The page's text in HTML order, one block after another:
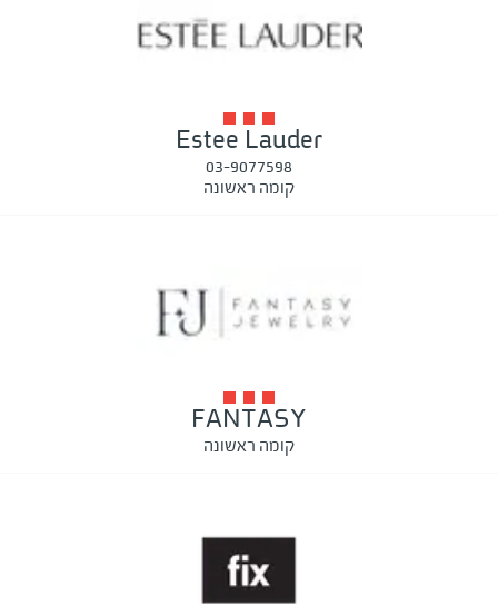
Estee Lauder
03-9077598
קומה ראשונה
FANTASY
קומה ראשונה